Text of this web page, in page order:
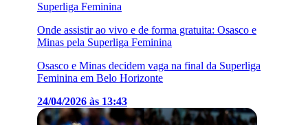
Superliga Feminina
Onde assistir ao vivo e de forma gratuita: Osasco e
Minas pela Superliga Feminina
Osasco e Minas decidem vaga na final da Superliga
Feminina em Belo Horizonte
24/04/2026 às 13:43